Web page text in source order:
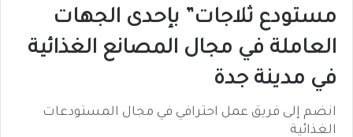
مستودع ثلاجات” بإحدى الجهات
العاملة في مجال المصانع الغذائية
في مدينة جدة
انضم إلى فريق عمل احترافي في مجال المستودعات
الغذائية